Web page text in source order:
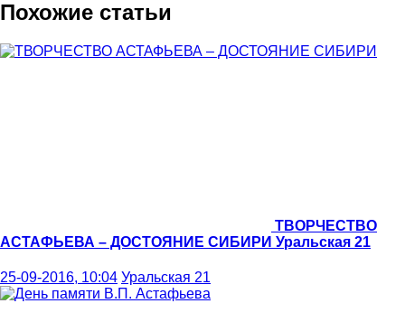
Похожие статьи
ТВОРЧЕСТВО
АСТАФЬЕВА – ДОСТОЯНИЕ СИБИРИ Уральская 21
25-09-2016, 10:04 Уральская 21